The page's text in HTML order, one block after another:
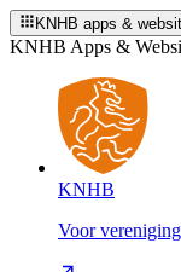
KNHB apps &
KNHB Apps &
KNHB
Voor